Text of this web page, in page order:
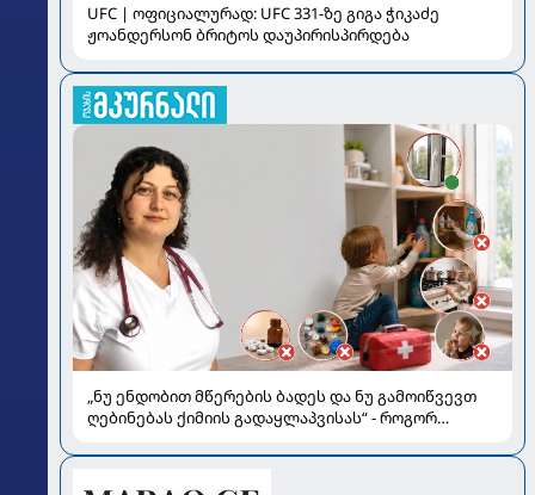
UFC | ოფიციალურად: UFC 331-ზე გიგა ჭიკაძე
ჟოანდერსონ ბრიტოს დაუპირისპირდება
„ნუ ენდობით მწერების ბადეს და ნუ გამოიწვევთ
ღებინებას ქიმიის გადაყლაპვისას“ - როგორ
სალომე ახვლედიანის რჩევები